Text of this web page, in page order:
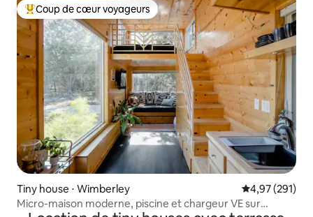
Coups de cœur voyageurs les plus appréciés
Coup de cœur voyageurs
Tiny house ⋅ Wimberley Évaluation
4,97 (291)
Micro-maison moderne, piscine et chargeur VE sur